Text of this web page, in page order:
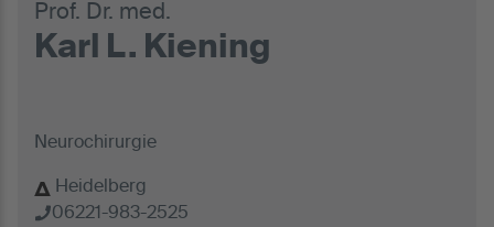
Prof. Dr. med.
Karl L. Kiening
Neurochirurgie
Heidelberg
06221-983-2525